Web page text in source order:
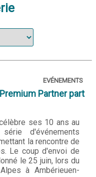
EVÉNEMENTS
Partner part
ses 10 ans au
d'événements
la rencontre de
Le coup d'envoi de
le 25 juin, lors du
à Ambérieuen-